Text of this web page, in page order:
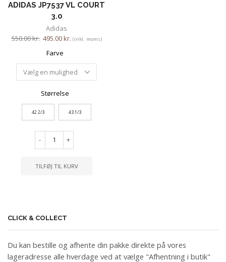
ADIDAS JP7537 VL COURT
3.0
Adidas
550.00kr. 495.00kr. (inkl. moms)
Farve
Størrelse
42 2/3 43 1/3
- +
TILFØJ TIL KURV
CLICK & COLLECT
Du kan bestille og afhente din pakke direkte på vores
lageradresse alle hverdage ved at vælge "Afhentning i butik"